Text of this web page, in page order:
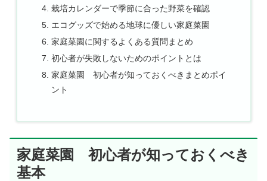
栽培カレンダーで季節に合った野菜を確認
エコグッズで始める地球に優しい家庭菜園
家庭菜園に関するよくある質問まとめ
初心者が失敗しないためのポイントとは
家庭菜園 初心者が知っておくべきまとめポイ
ント
家庭菜園 初心者が知っておくべき
基本